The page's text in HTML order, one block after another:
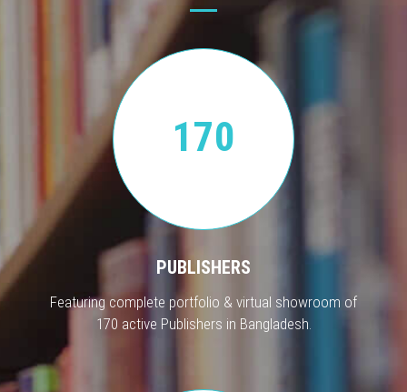
170
PUBLISHERS
Featuring complete portfolio & virtual showroom of
170 active Publishers in Bangladesh.